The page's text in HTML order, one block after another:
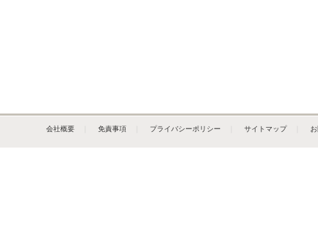
会社概要 免責事項 プライバシーポリシー サイトマップ｜